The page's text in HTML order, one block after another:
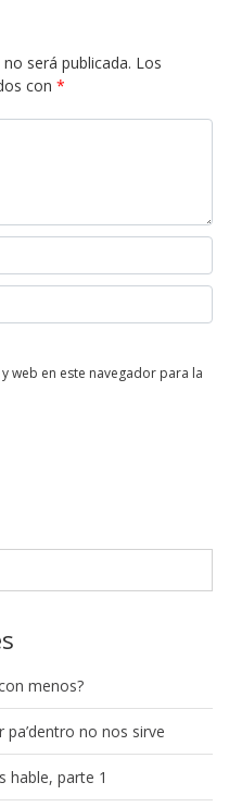
será publicada. Los
con *
menos?
no nos sirve
hable, parte 1